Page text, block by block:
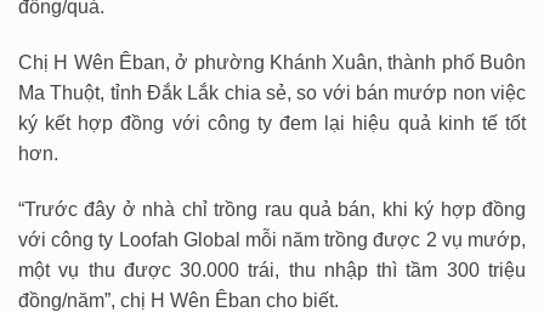
đồng/quả.
Chị H Wên Êban, ở phường Khánh Xuân, thành phố Buôn
Ma Thuột, tỉnh Đắk Lắk chia sẻ, so với bán mướp non việc
ký kết hợp đồng với công ty đem lại hiệu quả kinh tế tốt
hơn.
“Trước đây ở nhà chỉ trồng rau quả bán, khi ký hợp đồng
với công ty Loofah Global mỗi năm trồng được 2 vụ mướp,
một vụ thu được 30.000 trái, thu nhập thì tầm 300 triệu
đồng/năm”, chị H Wên Êban cho biết.